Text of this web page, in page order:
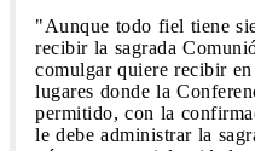
"Aunque todo fiel tiene
recibir la sagrada
comulgar quiere recibir
lugares donde la
permitido, con la
le debe administrar la